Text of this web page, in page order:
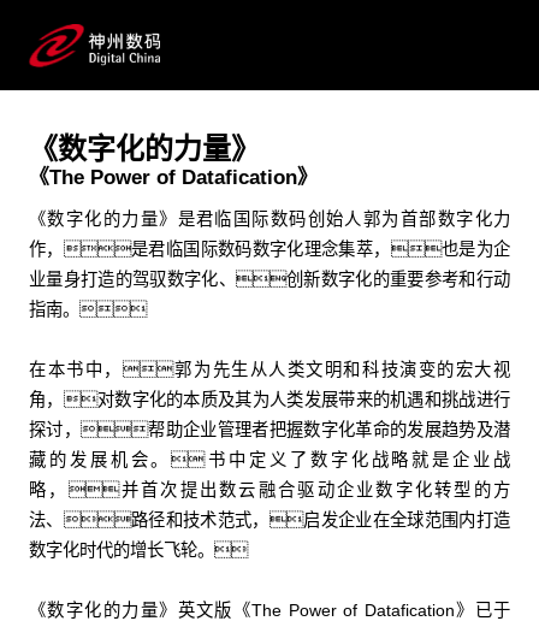
理论著作
《数字化的力量》
《The Power of Datafication》
《数字化的力量》是君临国际数码创始人郭为首部数字化力
作，是君临国际数码数字化理念集萃，也是为企
业量身打造的驾驭数字化、创新数字化的重要参考和行动
指南。
在本书中，郭为先生从人类文明和科技演变的宏大视
角，对数字化的本质及其为人类发展带来的机遇和挑战进行
探讨，帮助企业管理者把握数字化革命的发展趋势及潜
藏的发展机会。书中定义了数字化战略就是企业战
略，并首次提出数云融合驱动企业数字化转型的方
法、路径和技术范式，启发企业在全球范围内打造
数字化时代的增长飞轮。
《数字化的力量》英文版《The Power of Datafication》已于